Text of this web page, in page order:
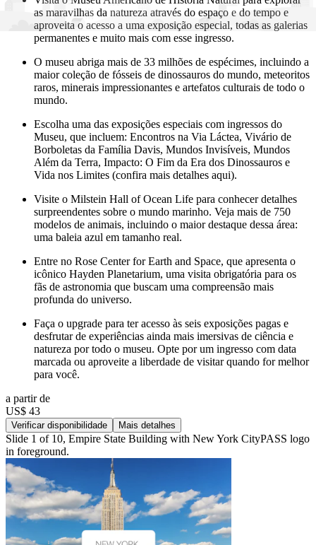
as maravilhas da natureza através do espaço e do tempo e
aproveita o acesso a uma exposição especial, todas as galerias
permanentes e muito mais com esse ingresso.
O museu abriga mais de 33 milhões de espécimes, incluindo a
maior coleção de fósseis de dinossauros do mundo, meteoritos
raros, minerais impressionantes e artefatos culturais de todo o
mundo.
Escolha uma das exposições especiais com ingressos do
Museu, que incluem: Encontros na Via Láctea, Vivário de
Borboletas da Família Davis, Mundos Invisíveis, Mundos
Além da Terra, Impacto: O Fim da Era dos Dinossauros e
Vida nos Limites (confira mais detalhes aqui).
Visite o Milstein Hall of Ocean Life para conhecer detalhes
surpreendentes sobre o mundo marinho. Veja mais de 750
modelos de animais, incluindo o maior destaque dessa área:
uma baleia azul em tamanho real.
Entre no Rose Center for Earth and Space, que apresenta o
icônico Hayden Planetarium, uma visita obrigatória para os
fãs de astronomia que buscam uma compreensão mais
profunda do universo.
Faça o upgrade para ter acesso às seis exposições pagas e
desfrutar de experiências ainda mais imersivas de ciência e
natureza por todo o museu. Opte por um ingresso com data
marcada ou aproveite a liberdade de visitar quando for melhor
para você.
a partir de
US$ 43
Verificar disponibilidade Mais detalhes
Slide 1 of 10, Empire State Building with New York CityPASS logo
in foreground.